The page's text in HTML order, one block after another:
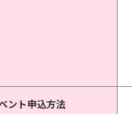
ント申込方法